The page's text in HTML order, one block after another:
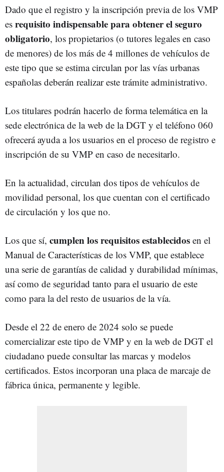
Dado que el registro y la inscripción previa de los VMP
es requisito indispensable para obtener el seguro
obligatorio, los propietarios (o tutores legales en caso
de menores) de los más de 4 millones de vehículos de
este tipo que se estima circulan por las vías urbanas
españolas deberán realizar este trámite administrativo.
Los titulares podrán hacerlo de forma telemática en la
sede electrónica de la web de la DGT y el teléfono 060
ofrecerá ayuda a los usuarios en el proceso de registro e
inscripción de su VMP en caso de necesitarlo.
En la actualidad, circulan dos tipos de vehículos de
movilidad personal, los que cuentan con el certificado
de circulación y los que no.
Los que sí, cumplen los requisitos establecidos en el
Manual de Características de los VMP, que establece
una serie de garantías de calidad y durabilidad mínimas,
así como de seguridad tanto para el usuario de este
como para la del resto de usuarios de la vía.
Desde el 22 de enero de 2024 solo se puede
comercializar este tipo de VMP y en la web de DGT el
ciudadano puede consultar las marcas y modelos
certificados. Estos incorporan una placa de marcaje de
fábrica única, permanente y legible.